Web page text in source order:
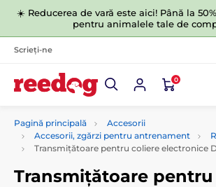
☀️ Reducerea de vară este aici! Până la
pentru animalele tale de
Scrieți-ne
0
Pagină principală
Accesorii
Accesorii, zgărzi pentru antrenament
Transmițătoare pentru coliere electronice
Transmițătoare